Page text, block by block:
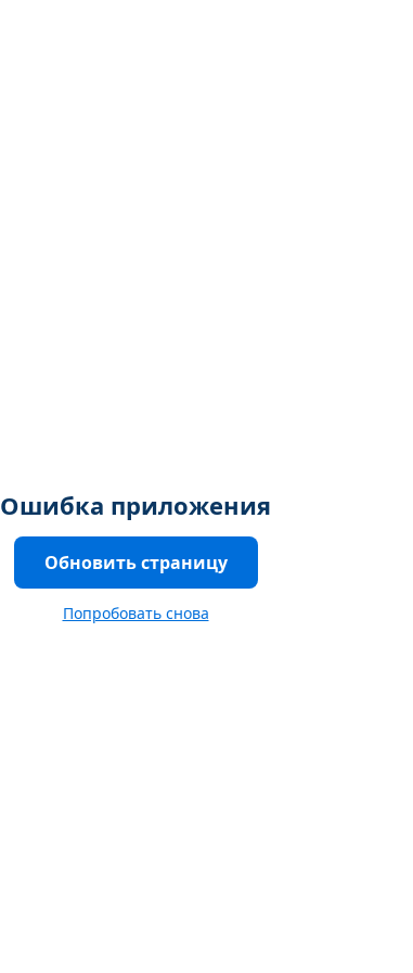
Ошибка приложения
Обновить страницу
Попробовать снова